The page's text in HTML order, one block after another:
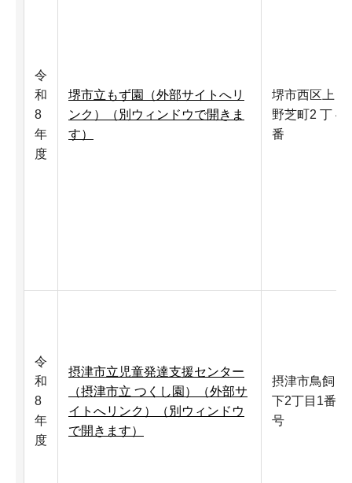
令
和
8
年
度
堺市立もず園（外部サイトへリ
ンク）（別ウィンドウで開きま
す）
堺市西区上
野芝町2 丁 4
番
令
和
8
年
度
摂津市立児童発達支援センター
（摂津市立 つくし園）（外部サ
イトへリンク）（別ウィンドウ
で開きます）
摂津市鳥飼
下2丁目1番4
号